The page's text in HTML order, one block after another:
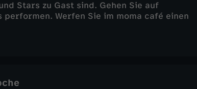
Stars zu Gast sind. Gehen Sie auf
Werfen Sie im moma café einen